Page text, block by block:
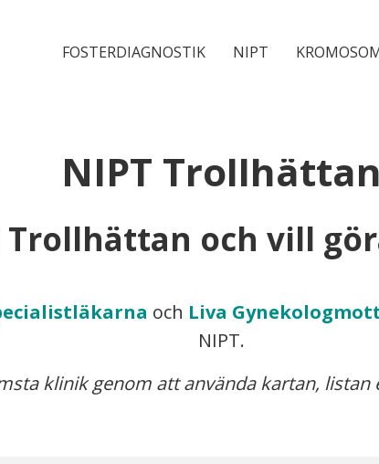
FOSTERDIAGNOSTIK NIPT
NIPT Trollhättan
Trollhättan och vill
och Liva
NIPT.
klinik genom att använda kartan, listan